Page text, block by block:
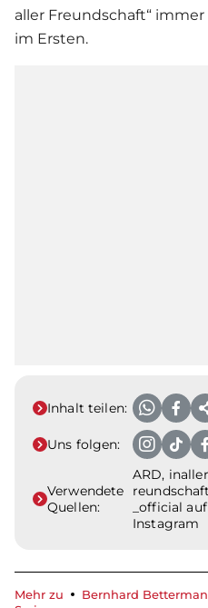
aller Freundschaft“
im Ersten.
Inhalt teilen:
Uns folgen:
Verwendete
Quellen:
ARD,
reundschaft
_official auf
Instagram
Mehr zu Bernhard